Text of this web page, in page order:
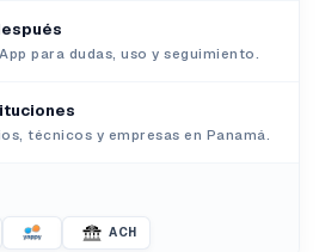
para dudas, uso y seguimiento.
técnicos y empresas en Panamá.
ACH